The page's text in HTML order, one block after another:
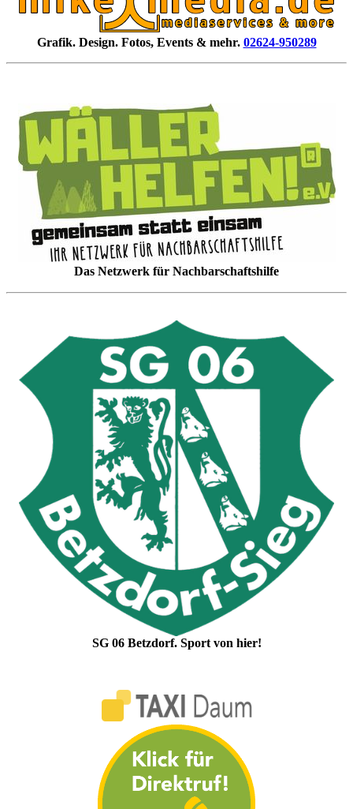
Grafik. Design. Fotos, Events & mehr. 02624-950289
Das Netzwerk für Nachbarschaftshilfe
SG 06 Betzdorf. Sport von hier!